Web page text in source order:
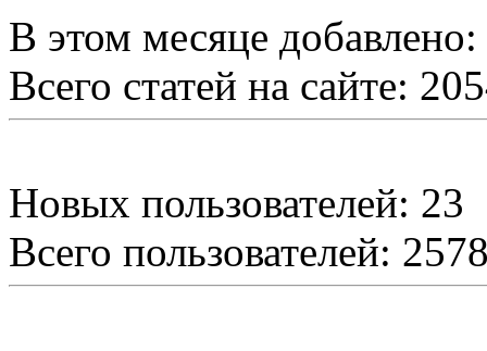
В этом месяце
Всего статей на сайте:
Новых пользователей: 23
Всего пользователей: